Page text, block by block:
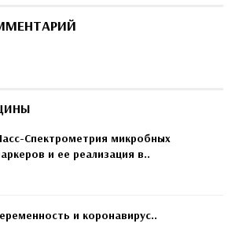
Спектрометрия микробных
и ее реализация в..
и коронавирус..